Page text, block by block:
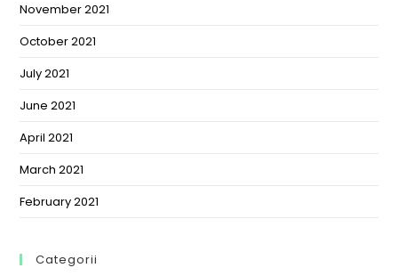
November 2021
October 2021
July 2021
June 2021
April 2021
March 2021
February 2021
Categorii